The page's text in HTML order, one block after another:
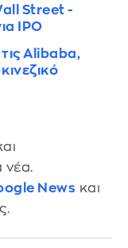
Street -
IPO
Alibaba,
νέα.
News και